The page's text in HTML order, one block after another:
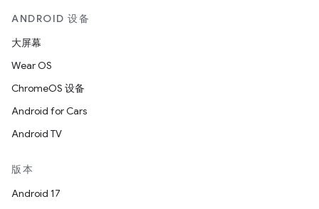
ANDROID 设备
大屏幕
Wear OS
ChromeOS 设备
Android for Cars
Android TV
版本
Android 17